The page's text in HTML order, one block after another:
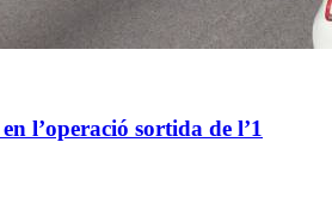
l’operació sortida de l’1